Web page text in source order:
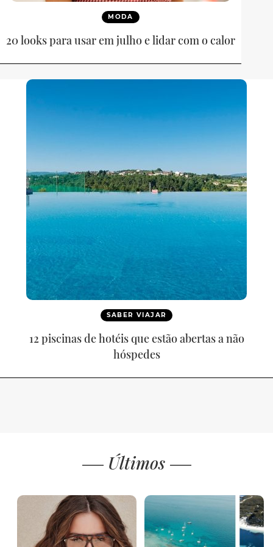
MODA
20 looks para usar em julho e lidar com o calor
SABER VIAJAR
12 piscinas de hotéis que estão abertas a não
hóspedes
Últimos